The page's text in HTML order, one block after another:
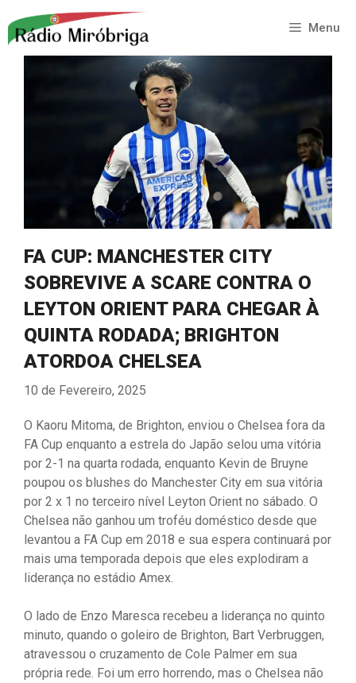
para
Menu
FA CUP: MANCHESTER CITY
SOBREVIVE A SCARE CONTRA O
LEYTON ORIENT PARA CHEGAR À
QUINTA RODADA; BRIGHTON
ATORDOA CHELSEA
10 de Fevereiro, 2025
O Kaoru Mitoma, de Brighton, enviou o Chelsea fora da
FA Cup enquanto a estrela do Japão selou uma vitória
por 2-1 na quarta rodada, enquanto Kevin de Bruyne
poupou os blushes do Manchester City em sua vitória
por 2 x 1 no terceiro nível Leyton Orient no sábado. O
Chelsea não ganhou um troféu doméstico desde que
levantou a FA Cup em 2018 e sua espera continuará por
mais uma temporada depois que eles explodiram a
liderança no estádio Amex.
O lado de Enzo Maresca recebeu a liderança no quinto
minuto, quando o goleiro de Brighton, Bart Verbruggen,
atravessou o cruzamento de Cole Palmer em sua
própria rede. Foi um erro horrendo, mas o Chelsea não